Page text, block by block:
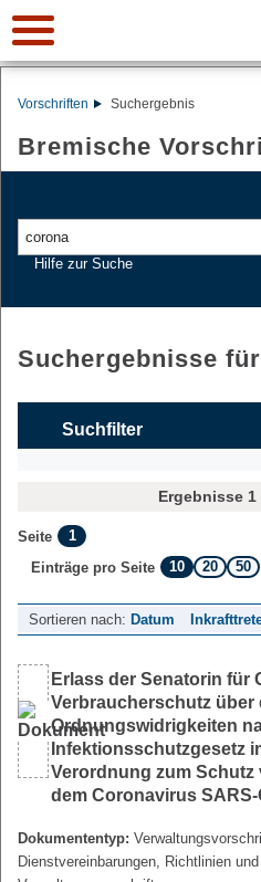
Vorschriften Suchergebnis
Bremische
Hilfe zur Suche
Suchergebnisse
Suchfilter
Ergebnisse 1
Seite
1
Einträge pro Seite
10 20 50
Sortieren nach: Datum
Erlass der Senatorin für
Verbraucherschutz über
Ordnungswidrigkeiten
Infektionsschutzgesetz
Verordnung zum
dem Coronavirus SARS-
Dokumententyp:
Dienstvereinbarungen, Richtlinien